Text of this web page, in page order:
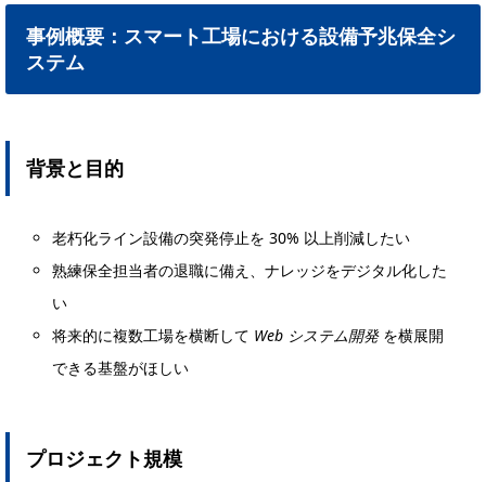
事例概要：スマート工場における設備予兆保全シ
ステム
背景と目的
老朽化ライン設備の突発停止を 30% 以上削減したい
熟練保全担当者の退職に備え、ナレッジをデジタル化した
い
将来的に複数工場を横断して Web システム開発を横展開
できる基盤がほしい
プロジェクト規模